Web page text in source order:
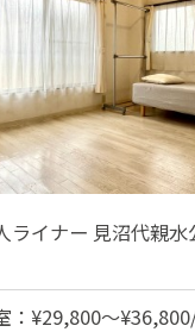
ライナー 見沼代親
：¥29,800～